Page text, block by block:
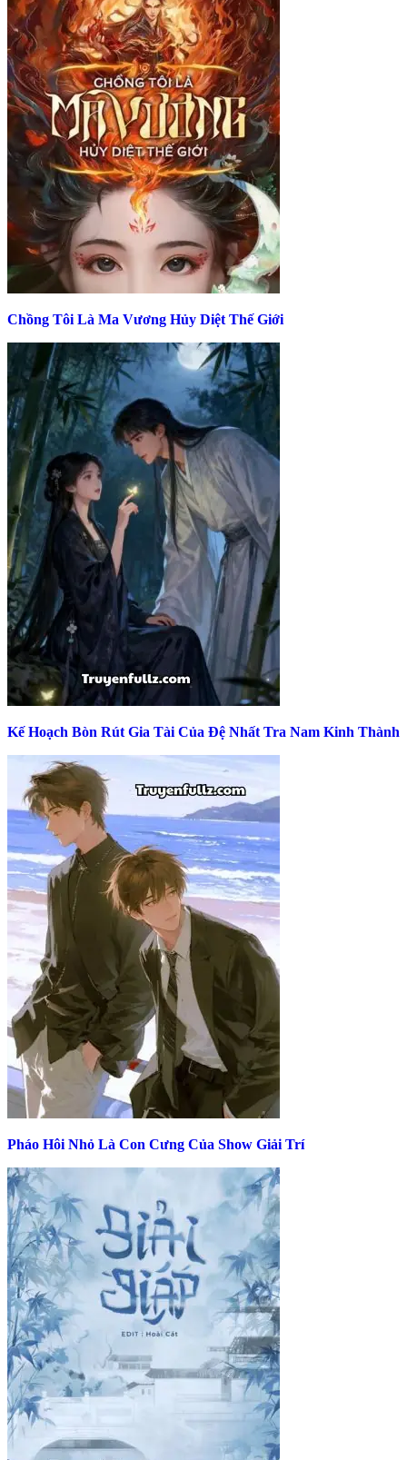
Chồng Tôi Là Ma Vương Hủy Diệt Thế Giới
Kế Hoạch Bòn Rút Gia Tài Của Đệ Nhất Tra Nam Kinh Thành
Pháo Hôi Nhỏ Là Con Cưng Của Show Giải Trí